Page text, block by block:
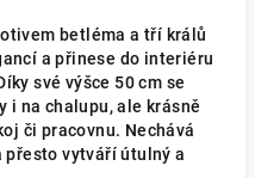
betléma a tří králů
a přinese do interiéru
své výšce 50 cm se
i na chalupu, ale krásně
či pracovnu. Nechává
vytváří útulný a